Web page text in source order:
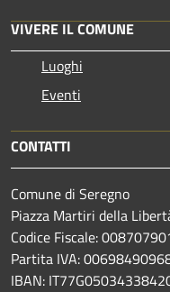
VIVERE IL COMUNE
Luoghi
Eventi
CONTATTI
Comune di Seregno
Piazza Martiri della
Codice Fiscale:
Partita IVA:
IBAN: